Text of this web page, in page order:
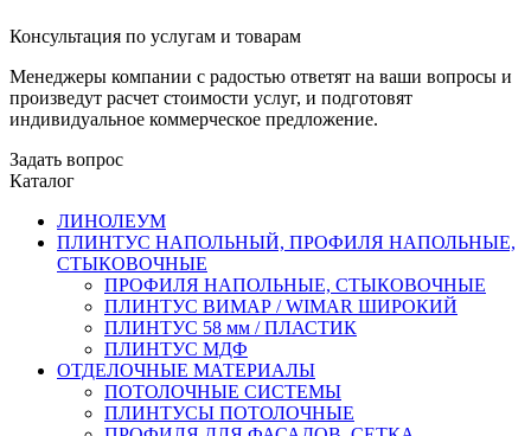
Консультация по услугам и товарам
Менеджеры компании с радостью ответят на ваши вопросы и
произведут расчет стоимости услуг, и подготовят
индивидуальное коммерческое предложение.
Задать вопрос
Каталог
ЛИНОЛЕУМ
ПЛИНТУС НАПОЛЬНЫЙ, ПРОФИЛЯ НАПОЛЬНЫЕ,
СТЫКОВОЧНЫЕ
ПРОФИЛЯ НАПОЛЬНЫЕ, СТЫКОВОЧНЫЕ
ПЛИНТУС ВИМАР / WIMAR ШИРОКИЙ
ПЛИНТУС 58 мм / ПЛАСТИК
ПЛИНТУС МДФ
ОТДЕЛОЧНЫЕ МАТЕРИАЛЫ
ПОТОЛОЧНЫЕ СИСТЕМЫ
ПЛИНТУСЫ ПОТОЛОЧНЫЕ